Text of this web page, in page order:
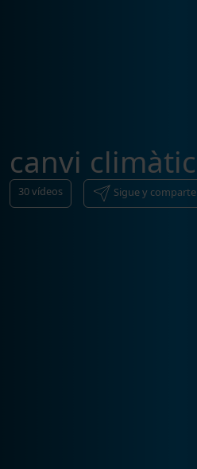
canvi climàtic
30vídeos Sigue y comparte